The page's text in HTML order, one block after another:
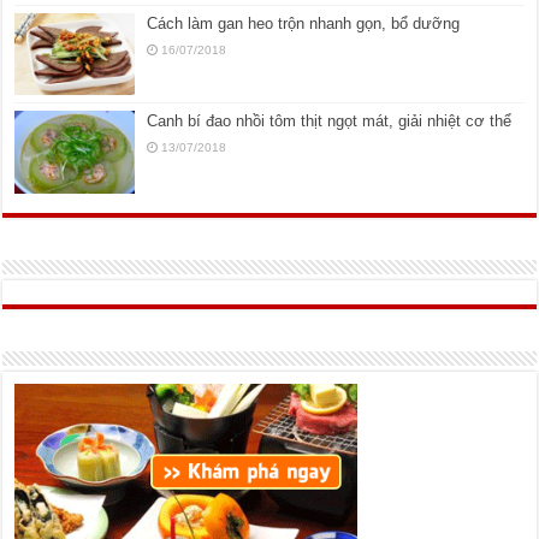
Cách làm gan heo trộn nhanh gọn, bổ dưỡng
16/07/2018
Canh bí đao nhồi tôm thịt ngọt mát, giải nhiệt cơ thể
13/07/2018